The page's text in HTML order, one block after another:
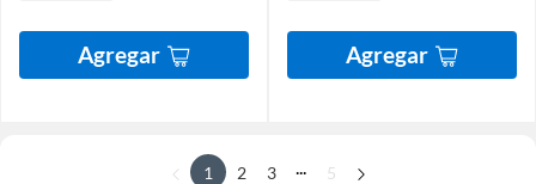
Agregar Agregar
1 2 3 ... 5